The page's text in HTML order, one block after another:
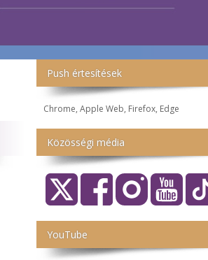
Push értesítések
Chrome, Apple Web, Firefox, Edge
Közösségi média
YouTube